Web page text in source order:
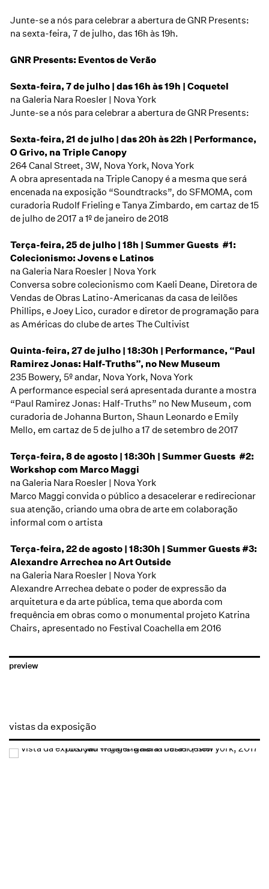
Junte-se a nós para celebrar a abertura de GNR Presents:
na sexta-feira, 7 de julho, das 16h às 19h.
GNR Presents: Eventos de Verão
Sexta-feira, 7 de julho | das 16h às 19h | Coquetel
na Galeria Nara Roesler | Nova York
Junte-se a nós para celebrar a abertura de GNR Presents:
Sexta-feira, 21 de julho | das 20h às 22h | Performance,
O Grivo, na Triple Canopy
264 Canal Street, 3W, Nova York, Nova York
A obra apresentada na Triple Canopy é a mesma que será
encenada na exposição “Soundtracks”, do SFMOMA, com
curadoria Rudolf Frieling e Tanya Zimbardo, em cartaz de 15
de julho de 2017 a 1º de janeiro de 2018
Terça-feira, 25 de julho | 18h | Summer Guests #1:
Colecionismo: Jovens e Latinos
na Galeria Nara Roesler | Nova York
Conversa sobre colecionismo com Kaeli Deane, Diretora de
Vendas de Obras Latino-Americanas da casa de leilões
Phillips, e Joey Lico, curador e diretor de programação para
as Américas do clube de artes The Cultivist
Quinta-feira, 27 de julho | 18:30h | Performance, “Paul
Ramirez Jonas: Half-Truths”, no New Museum
235 Bowery, 5º andar, Nova York, Nova York
A performance especial será apresentada durante a mostra
“Paul Ramirez Jonas: Half-Truths” no New Museum, com
curadoria de Johanna Burton, Shaun Leonardo e Emily
Mello, em cartaz de 5 de julho a 17 de setembro de 2017
Terça-feira, 8 de agosto | 18:30h | Summer Guests #2:
Workshop com Marco Maggi
na Galeria Nara Roesler | Nova York
Marco Maggi convida o público a desacelerar e redirecionar
sua atenção, criando uma obra de arte em colaboração
informal com o artista
Terça-feira, 22 de agosto | 18:30h | Summer Guests #3:
Alexandre Arrechea no Art Outside
na Galeria Nara Roesler | Nova York
Alexandre Arrechea debate o poder de expressão da
arquitetura e da arte pública, tema que aborda com
frequência em obras como o monumental projeto Katrina
Chairs, apresentado no Festival Coachella em 2016
preview
vistas da exposição
Open a larger version of the following image in a popup: